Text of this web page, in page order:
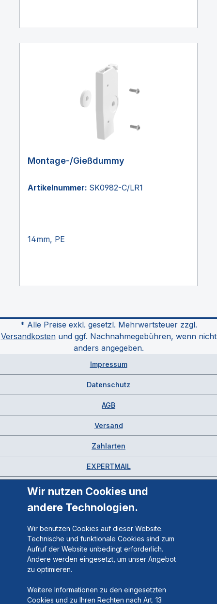
Montage-/Gießdummy
Artikelnummer: SK0982-C/LR1
14mm, PE
* Alle Preise exkl. gesetzl. Mehrwertsteuer zzgl.
Versandkostenund ggf. Nachnahmegebühren, wenn nicht
anders angegeben.
Impressum
Datenschutz
AGB
Versand
Zahlarten
EXPERTMAIL
Wir nutzen Cookies und
andere Technologien.
Wir benutzen Cookies auf dieser Website.
Technische und funktionale Cookies sind zum
Aufruf der Website unbedingt erforderlich.
Andere werden eingesetzt, um unser Angebot
zu optimieren.
Weitere Informationen zu den eingesetzten
Cookies und zu Ihren Rechten nach Art. 13